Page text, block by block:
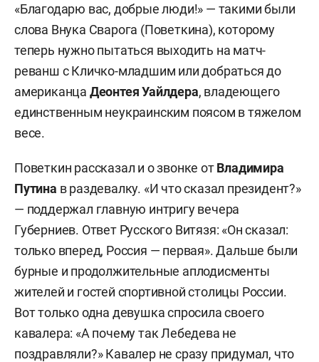
«Благодарю вас, добрые люди!» — такими были
слова Внука Сварога (Поветкина), которому
теперь нужно пытаться выходить на матч-
реванш с Кличко-младшим или добраться до
американца Деонтея Уайлдера, владеющего
единственным неукраинским поясом в тяжелом
весе.
Поветкин рассказал и о звонке отВладимира
Путина в раздевалку. «И что сказал президент?»
— поддержал главную интригу вечера
Губерниев. Ответ Русского Витязя: «Он сказал:
только вперед, Россия — первая». Дальше были
бурные и продолжительные аплодисменты
жителей и гостей спортивной столицы России.
Вот только одна девушка спросила своего
кавалера: «А почему так Лебедева не
поздравляли?» Кавалер не сразу придумал, что